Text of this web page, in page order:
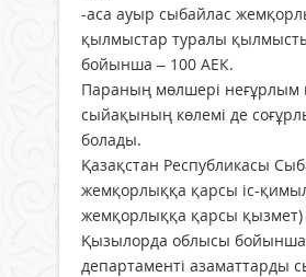
-аса ауыр сыбайлас
қылмыстар туралы
бойынша – 100 АЕК.
Параның мөлшері неғұрлым
сыйақының көлемі де
болады.
Қазақстан Республикасы
жемқорлыққа қарсы іс-
жемқорлыққа қарсы қызмет)
Қызылорда облысы бойынша
департаменті азаматтарды